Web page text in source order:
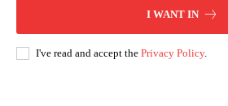
I WANT IN
I've read and accept the Privacy Policy.